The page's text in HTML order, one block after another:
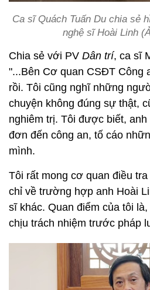
Ca sĩ Quách Tuấn Du chia sẻ
nghệ sĩ Hoài Linh
Chia sẻ với PV Dân trí, ca sĩ
"...Bên Cơ quan CSĐT Công
rồi. Tôi cũng nghĩ những
chuyện không đúng sự thật,
nghiêm trị. Tôi được biết,
đơn đến công an, tố cáo
mình.
Tôi rất mong cơ quan điều
chỉ về trường hợp anh Hoài
sĩ khác. Quan điểm của tôi
chịu trách nhiệm trước pháp